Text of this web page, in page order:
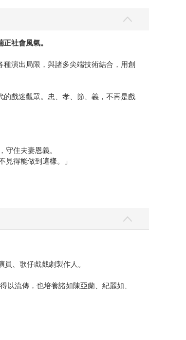
社會風氣。
演出局限，與諸多尖端技術結合，用創
戲迷觀眾。忠、孝、節、義，不再是戲
守住夫妻恩義。
得能做到這樣。」
、歌仔戲戲劇製作人。
以流傳，也培養諸如陳亞蘭、紀麗如、